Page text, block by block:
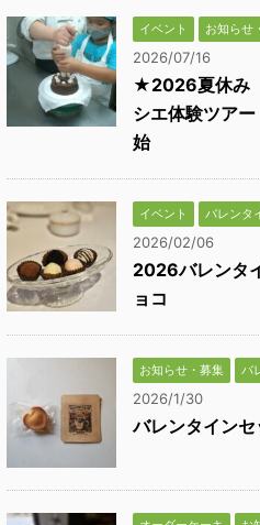
イベント お知らせ
2026/07/16
★2026夏休み
シエ体験ツア
始
イベント バレンタ
2026/02/06
2026バレン
ョコ
お知らせ・募集 バ
2026/1/30
バレンタインセ